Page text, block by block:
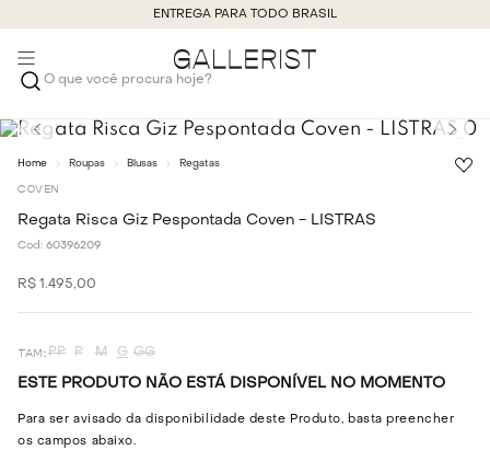
ENTREGA PARA TODO BRASIL
O que você procura hoje?
Roupas Blusas Regatas
COVEN
Regata Risca Giz Pespontada Coven - LISTRAS
Cod: 60396209
R$ 1 .495,00
PP P M G GG
ESTE PRODUTO NÃO ESTÁ DISPONÍVEL NO MOMENTO
Para ser avisado da disponibilidade deste Produto, basta preencher
os campos abaixo.